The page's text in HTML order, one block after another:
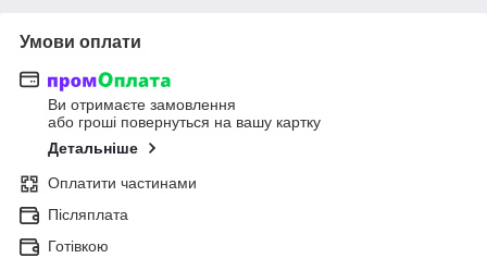
Умови оплати
Ви отримаєте замовлення
або гроші повернуться на вашу картку
Детальніше
Оплатити частинами
Післяплата
Готівкою